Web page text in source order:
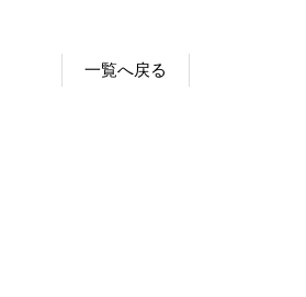
一覧へ戻る